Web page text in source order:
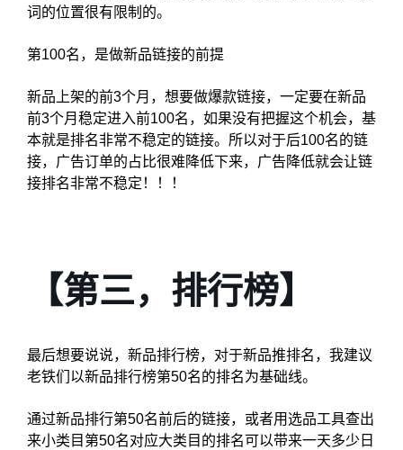
词的位置很有限制的。
第100名，是做新品链接的前提
新品上架的前3个月，想要做爆款链接，一定要在新品
前3个月稳定进入前100名，如果没有把握这个机会，基
本就是排名非常不稳定的链接。所以对于后100名的链
接，广告订单的占比很难降低下来，广告降低就会让链
接排名非常不稳定！！！
【第三，排行榜】
最后想要说说，新品排行榜，对于新品推排名，我建议
老铁们以新品排行榜第50名的排名为基础线。
通过新品排行第50名前后的链接，或者用选品工具查出
来小类目第50名对应大类目的排名可以带来一天多少日